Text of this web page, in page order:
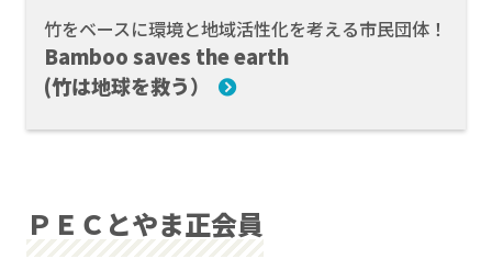
竹をベースに環境と地域活性化を考える市民団体！
Bamboo saves the earth
(竹は地球を救う）
ＰＥＣとやま正会員